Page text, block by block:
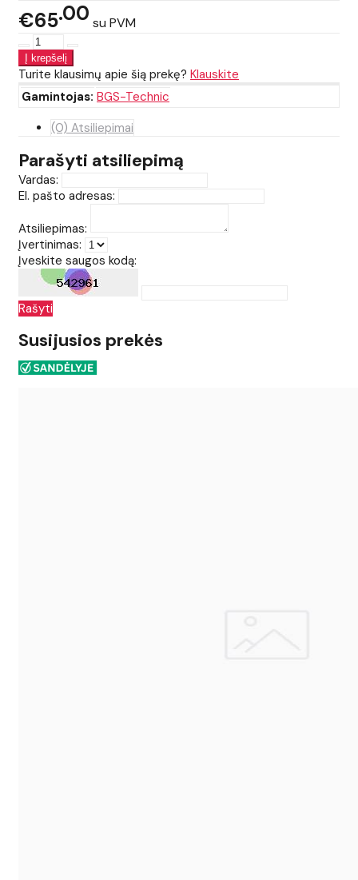
€6500 su PVM
Turite klausimų apie šią prekę? Klauskite
Gamintojas: BGS-Technic
(0) Atsiliepimai
Parašyti atsiliepimą
Vardas:
El. pašto adresas:
Atsiliepimas:
Įvertinimas:
Įveskite saugos kodą:
Rašyti
Susijusios prekės